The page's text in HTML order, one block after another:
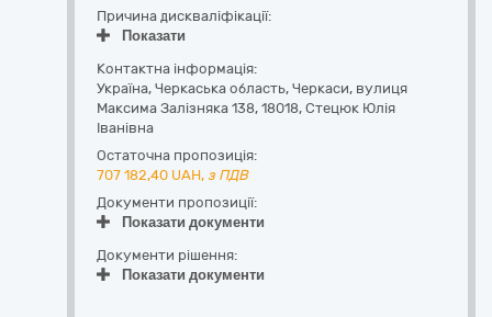
Причина дискваліфікації:
Показати
Контактна інформація:
Україна, Черкаська область, Черкаси, вулиця
Максима Залізняка 138, 18018, Стецюк Юлія
Іванівна
Остаточна пропозиція:
707 182,40 UAH, з ПДВ
Документи пропозиції:
Показати документи
Документи рішення:
Показати документи